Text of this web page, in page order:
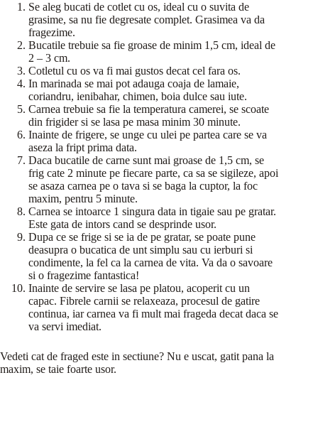
Se aleg bucati de cotlet cu os, ideal cu o suvita de
grasime, sa nu fie degresate complet. Grasimea va da
fragezime.
Bucatile trebuie sa fie groase de minim 1,5 cm, ideal de
2 – 3 cm.
Cotletul cu os va fi mai gustos decat cel fara os.
In marinada se mai pot adauga coaja de lamaie,
coriandru, ienibahar, chimen, boia dulce sau iute.
Carnea trebuie sa fie la temperatura camerei, se scoate
din frigider si se lasa pe masa minim 30 minute.
Inainte de frigere, se unge cu ulei pe partea care se va
aseza la fript prima data.
Daca bucatile de carne sunt mai groase de 1,5 cm, se
frig cate 2 minute pe fiecare parte, ca sa se sigileze, apoi
se asaza carnea pe o tava si se baga la cuptor, la foc
maxim, pentru 5 minute.
Carnea se intoarce 1 singura data in tigaie sau pe gratar.
Este gata de intors cand se desprinde usor.
Dupa ce se frige si se ia de pe gratar, se poate pune
deasupra o bucatica de unt simplu sau cu ierburi si
condimente, la fel ca la carnea de vita. Va da o savoare
si o fragezime fantastica!
Inainte de servire se lasa pe platou, acoperit cu un
capac. Fibrele carnii se relaxeaza, procesul de gatire
continua, iar carnea va fi mult mai frageda decat daca se
va servi imediat.
Vedeti cat de fraged este in sectiune? Nu e uscat, gatit pana la
maxim, se taie foarte usor.